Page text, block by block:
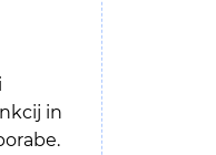
in